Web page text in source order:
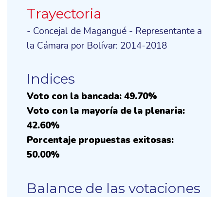
Trayectoria
- Concejal de Magangué - Representante a
la Cámara por Bolívar: 2014-2018
Indices
Voto con la bancada: 49.70%
Voto con la mayoría de la plenaria:
42.60%
Porcentaje propuestas exitosas:
50.00%
Balance de las votaciones